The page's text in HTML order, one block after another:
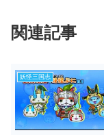
関連記事
妖怪三国志